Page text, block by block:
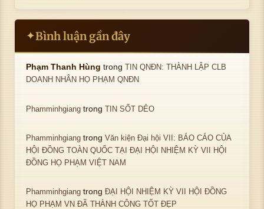
✦Bình luận gần đây
Phạm Thanh Hùng trongTIN QNĐN: THÀNH LẬP CLB
DOANH NHÂN HỌ PHẠM QNĐN
Phamminhgiang trongTIN SỐT DẺO
Phamminhgiang trongVăn kiện Đại hội VII: BÁO CÁO CỦA
HỘI ĐỒNG TOÀN QUỐC TẠI ĐẠI HỘI NHIỆM KỲ VII HỘI
ĐỒNG HỌ PHẠM VIỆT NAM
Phamminhgiang trongĐẠI HỘI NHIỆM KỲ VII HỘI ĐỒNG
HỌ PHẠM VN ĐÃ THÀNH CÔNG TỐT ĐẸP